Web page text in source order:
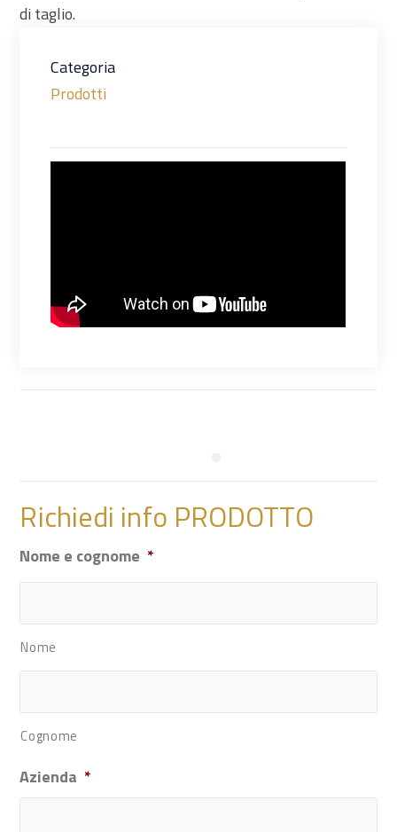
di taglio.
Categoria
Prodotti
Richiedi info PRODOTTO
Nome e cognome *
Nome
Cognome
Azienda *